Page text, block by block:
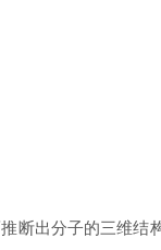
断出分子的三维结